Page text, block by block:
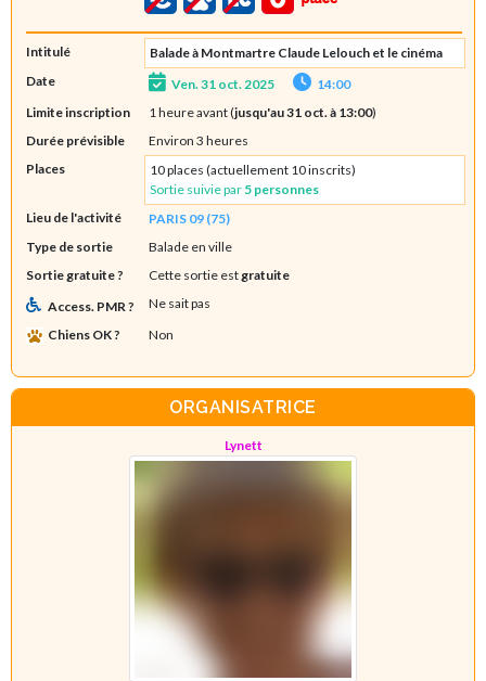
Intitulé
Balade à Montmartre Claude Lelouch et le cinéma
Date
Ven. 31 oct. 2025
14:00
Limite inscription
1 heure avant (jusqu'au 31 oct. à 13:00)
Durée prévisible
Environ 3 heures
Places
10 places (actuellement 10 inscrits)
Sortie suivie par 5 personnes
Lieu de l'activité
PARIS 09 (75)
Type de sortie
Balade en ville
Sortie gratuite ?
Cette sortie est gratuite
Access. PMR ?
Ne sait pas
Chiens OK ?
Non
ORGANISATRICE
Lynett